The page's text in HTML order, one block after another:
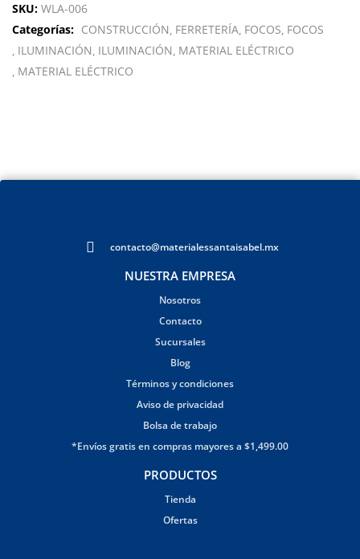
SKU: WLA-006
Categorías: CONSTRUCCIÓN FERRETERÍA FOCOS FOCOS
ILUMINACIÓN ILUMINACIÓN MATERIAL ELÉCTRICO
MATERIAL ELÉCTRICO
contacto@materialessantaisabel.mx
NUESTRA EMPRESA
Nosotros
Contacto
Sucursales
Blog
Términos y condiciones
Aviso de privacidad
Bolsa de trabajo
*Envíos gratis en compras mayores a $1,499.00
PRODUCTOS
Tienda
Ofertas